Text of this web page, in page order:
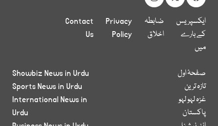
ایکسپریس
کے بارے
میں
ضابطہ
اخلاق
Privacy
Policy
Contact
Us
صفحۂ اول
تازہ ترین
غزہ لہو لہو
پاکستان
Showbiz News in Urdu
Sports News in Urdu
International News in
Urdu